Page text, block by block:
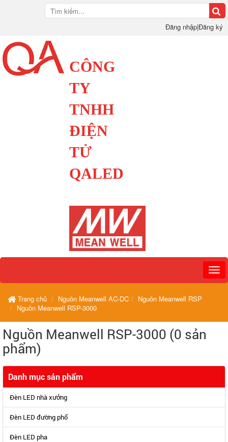
Đăng nhập|Đăng ký
CÔNG
TY
TNHH
ĐIỆN
TỬ
QALED
Trang chủ Nguồn Meanwell AC-DC
Nguồn Meanwell RSP
Nguồn Meanwell RSP-3000
Nguồn Meanwell RSP-3000 (0 sản
phẩm)
Danh mục sản phẩm
Đèn LED nhà xưởng
Đèn LED đường phố
Đèn LED pha